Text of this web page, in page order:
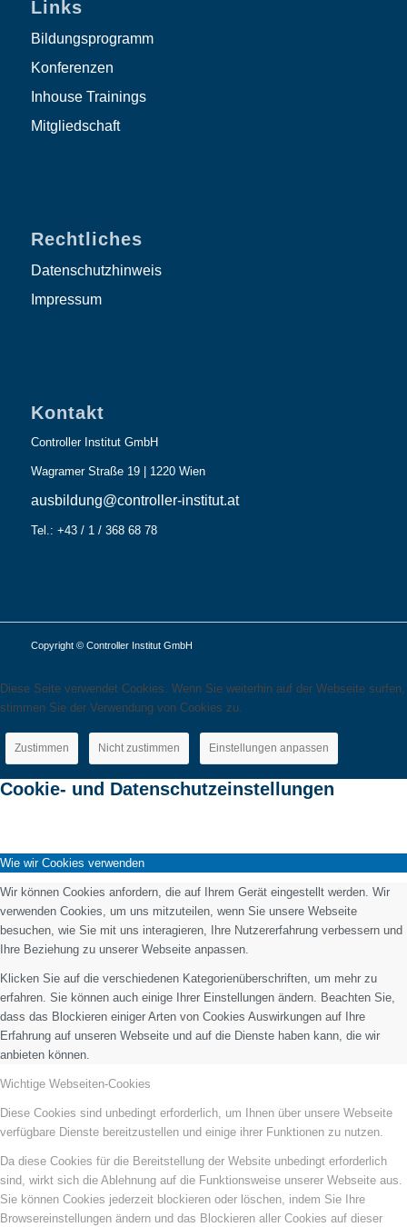
Links
Bildungsprogramm
Konferenzen
Inhouse Trainings
Mitgliedschaft
Rechtliches
Datenschutzhinweis
Impressum
Kontakt
Controller Institut GmbH
Wagramer Straße 19 | 1220 Wien
ausbildung@controller-institut.at
Tel.: +43 / 1 / 368 68 78
Copyright © Controller Institut GmbH
Diese Seite verwendet Cookies. Wenn Sie weiterhin auf der Webseite surfen,
stimmen Sie der Verwendung von Cookies zu.
Zustimmen Nicht zustimmen Einstellungen anpassen
Cookie- und Datenschutzeinstellungen
Wie wir Cookies verwenden
Wir können Cookies anfordern, die auf Ihrem Gerät eingestellt werden. Wir
verwenden Cookies, um uns mitzuteilen, wenn Sie unsere Webseite
besuchen, wie Sie mit uns interagieren, Ihre Nutzererfahrung verbessern und
Ihre Beziehung zu unserer Webseite anpassen.
Klicken Sie auf die verschiedenen Kategorienüberschriften, um mehr zu
erfahren. Sie können auch einige Ihrer Einstellungen ändern. Beachten Sie,
dass das Blockieren einiger Arten von Cookies Auswirkungen auf Ihre
Erfahrung auf unseren Webseite und auf die Dienste haben kann, die wir
anbieten können.
Wichtige Webseiten-Cookies
Diese Cookies sind unbedingt erforderlich, um Ihnen über unsere Webseite
verfügbare Dienste bereitzustellen und einige ihrer Funktionen zu nutzen.
Da diese Cookies für die Bereitstellung der Website unbedingt erforderlich
sind, wirkt sich die Ablehnung auf die Funktionsweise unserer Webseite aus.
Sie können Cookies jederzeit blockieren oder löschen, indem Sie Ihre
Browsereinstellungen ändern und das Blockieren aller Cookies auf dieser